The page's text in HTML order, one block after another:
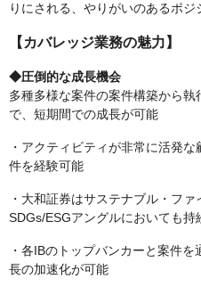
りにされる、やりがいのあるポジ
【カバレッジ業務の魅力】
◆圧倒的な成長機会
多種多様な案件の案件構築から
で、短期間での成長が可能
・アクティビティが非常に活発
件を経験可能
・大和証券はサステナブル・ファ
SDGs/ESGアングルにおいても
・各IBのトップバンカーと案件
長の加速化が可能